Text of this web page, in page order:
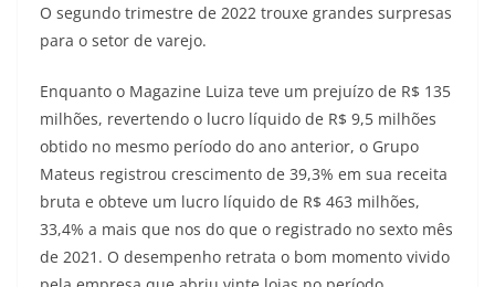
O segundo trimestre de 2022 trouxe grandes surpresas
para o setor de varejo.
Enquanto o Magazine Luiza teve um prejuízo de R$ 135
milhões, revertendo o lucro líquido de R$ 9,5 milhões
obtido no mesmo período do ano anterior, o Grupo
Mateus registrou crescimento de 39,3% em sua receita
bruta e obteve um lucro líquido de R$ 463 milhões,
33,4% a mais que nos do que o registrado no sexto mês
de 2021. O desempenho retrata o bom momento vivido